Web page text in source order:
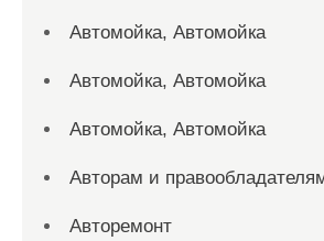
Автомойка, Автомойка
Автомойка, Автомойка
Автомойка, Автомойка
Авторам и
Авторемонт